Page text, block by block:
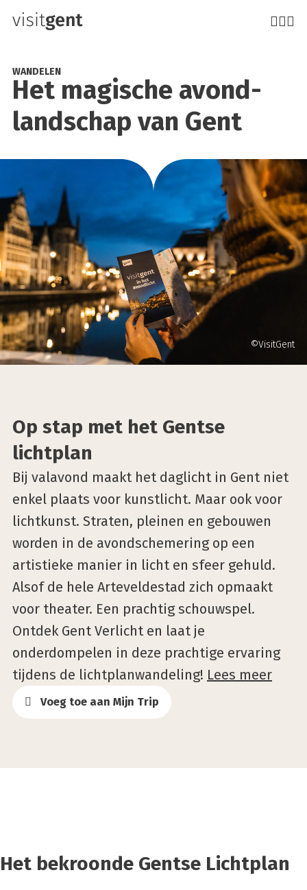
Overslaan
de
inhoud
Het magi­sche avond­
land­schap van Gent
WANDELEN
©VisitGent
Op stap met het Gentse
lichtplan
Bij valavond maakt het daglicht in Gent niet
enkel plaats voor kunstlicht. Maar ook voor
lichtkunst. Straten, pleinen en gebouwen
worden in de avondschemering op een
artistieke manier in licht en sfeer gehuld.
Alsof de hele Arteveldestad zich opmaakt
voor theater. Een prachtig schouwspel.
Ontdek Gent Verlicht en laat je
onderdompelen in deze prachtige ervaring
tijdens de lichtplanwandeling! Lees meer
Voeg toe aan Mijn Trip
Het bekroonde Gentse Lichtplan